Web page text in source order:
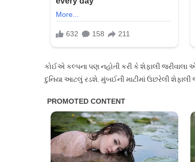
કોઈએ કલ્પના પણ નહોતી કરી કે શેફાલી
દુનિયા આટલું રડશે. મુંબઈની માટીમાં ઉછરેલી શેફાલી